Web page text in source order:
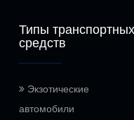
Типы транспортных
средств
Экзотические
автомобили